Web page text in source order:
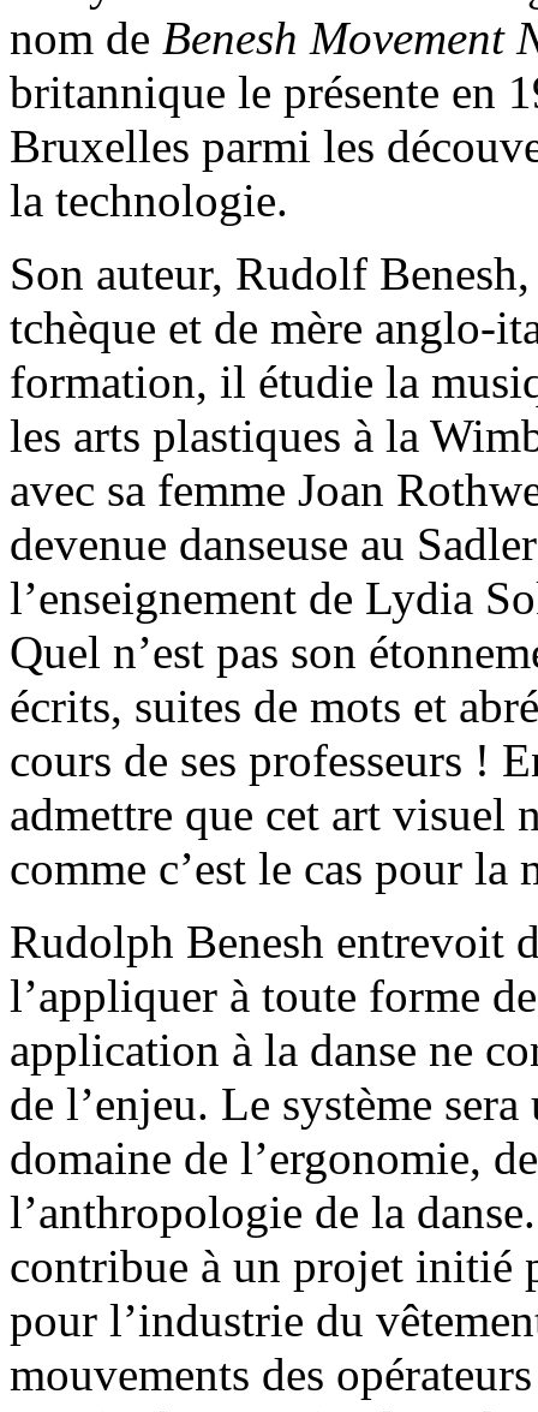
nom de Benesh Movement
britannique le présente en
Bruxelles parmi les
la technologie.
Son auteur, Rudolf
tchèque et de mère anglo-
formation, il étudie la
les arts plastiques à la
avec sa femme Joan
devenue danseuse au
l’enseignement de Lydia
Quel n’est pas son
écrits, suites de mots et
cours de ses professeurs !
admettre que cet art visuel
comme c’est le cas pour la
Rudolph Benesh entrevoit
l’appliquer à toute forme
application à la danse ne
de l’enjeu. Le système
domaine de l’ergonomie,
l’anthropologie de la
contribue à un projet initié
pour l’industrie du
mouvements des